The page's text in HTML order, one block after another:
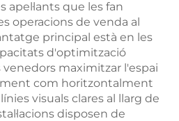
que les fan
operacions de venda al
principal està en les
d'optimització
maximitzar l'espai
com horitzontalment
visuals clares al llarg de
disposen de